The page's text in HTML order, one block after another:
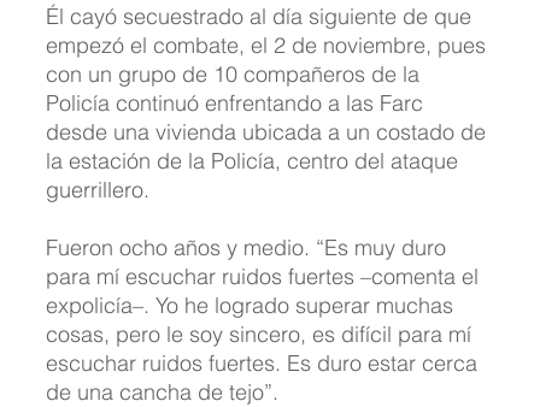
Él cayó secuestrado al día siguiente de que
empezó el combate, el 2 de noviembre, pues
con un grupo de 10 compañeros de la
Policía continuó enfrentando a las Farc
desde una vivienda ubicada a un costado de
la estación de la Policía, centro del ataque
guerrillero.
Fueron ocho años y medio. “Es muy duro
para mí escuchar ruidos fuertes –comenta el
expolicía–. Yo he logrado superar muchas
cosas, pero le soy sincero, es difícil para mí
escuchar ruidos fuertes. Es duro estar cerca
de una cancha de tejo”.